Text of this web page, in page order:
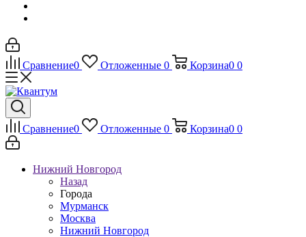
Сравнение0 Отложенные 0 Корзина0 0
Сравнение0 Отложенные 0 Корзина0 0
Нижний Новгород
Назад
Города
Мурманск
Москва
Нижний Новгород